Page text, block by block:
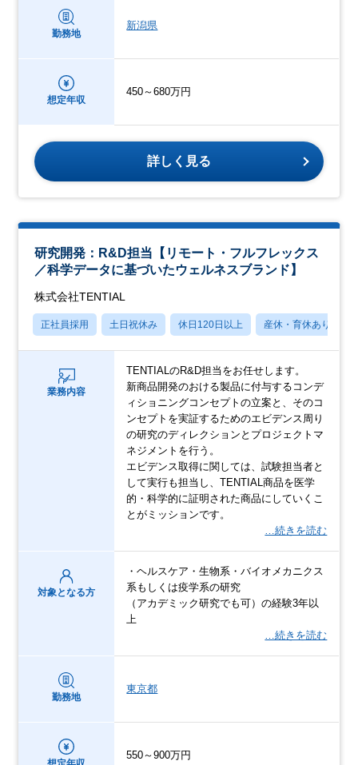
勤務地
新潟県
想定年収
450～680万円
詳しく見る
研究開発：R&D担当【リモート・フルフレックス
／科学データに基づいたウェルネスブランド】
株式会社TENTIAL
正社員採用 土日祝休み 休日120日以上 産休・育休あり
業務内容
TENTIALのR&D担当をお任せします。
新商品開発のおける製品に付与するコンデ
ィショニングコンセプトの立案と、そのコ
ンセプトを実証するためのエビデンス周り
の研究のディレクションとプロジェクトマ
ネジメントを行う。
エビデンス取得に関しては、試験担当者と
して実行も担当し、TENTIAL商品を医学
的・科学的に証明された商品にしていくこ
とがミッションです。
…続きを読む
対象となる方
・ヘルスケア・生物系・バイオメカニクス
系もしくは疫学系の研究
（アカデミック研究でも可）の経験3年以
上
…続きを読む
勤務地
東京都
550～900万円